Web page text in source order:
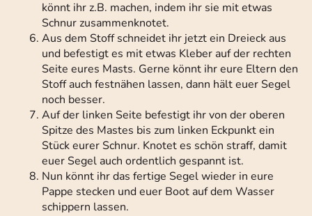
könnt ihr z.B. machen, indem ihr sie mit etwas
Schnur zusammenknotet.
Aus dem Stoff schneidet ihr jetzt ein Dreieck aus
und befestigt es mit etwas Kleber auf der rechten
Seite eures Masts. Gerne könnt ihr eure Eltern den
Stoff auch festnähen lassen, dann hält euer Segel
noch besser.
Auf der linken Seite befestigt ihr von der oberen
Spitze des Mastes bis zum linken Eckpunkt ein
Stück eurer Schnur. Knotet es schön straff, damit
euer Segel auch ordentlich gespannt ist.
Nun könnt ihr das fertige Segel wieder in eure
Pappe stecken und euer Boot auf dem Wasser
schippern lassen.